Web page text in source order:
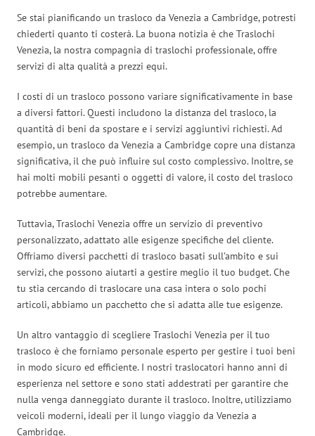
Se stai pianificando un trasloco da Venezia a Cambridge, potresti
chiederti quanto ti costerà. La buona notizia è che Traslochi
Venezia, la nostra compagnia di traslochi professionale, offre
servizi di alta qualità a prezzi equi.
I costi di un trasloco possono variare significativamente in base
a diversi fattori. Questi includono la distanza del trasloco, la
quantità di beni da spostare e i servizi aggiuntivi richiesti. Ad
esempio, un trasloco da Venezia a Cambridge copre una distanza
significativa, il che può influire sul costo complessivo. Inoltre, se
hai molti mobili pesanti o oggetti di valore, il costo del trasloco
potrebbe aumentare.
Tuttavia, Traslochi Venezia offre un servizio di preventivo
personalizzato, adattato alle esigenze specifiche del cliente.
Offriamo diversi pacchetti di trasloco basati sull’ambito e sui
servizi, che possono aiutarti a gestire meglio il tuo budget. Che
tu stia cercando di traslocare una casa intera o solo pochi
articoli, abbiamo un pacchetto che si adatta alle tue esigenze.
Un altro vantaggio di scegliere Traslochi Venezia per il tuo
trasloco è che forniamo personale esperto per gestire i tuoi beni
in modo sicuro ed efficiente. I nostri traslocatori hanno anni di
esperienza nel settore e sono stati addestrati per garantire che
nulla venga danneggiato durante il trasloco. Inoltre, utilizziamo
veicoli moderni, ideali per il lungo viaggio da Venezia a
Cambridge.